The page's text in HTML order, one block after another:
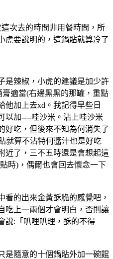
次去的時間非用餐時間，所
虎要說明的，這鍋貼就算冷了
是辣椒，小虎的建議是加少許
適當(右邊黑黑的那罐，重點
他加上去xd。我記得早些日
以加----哇沙米。沾上哇沙米
好吃，但後來不知為何消失了
就算不沾特何醬汁也是好吃
近了，三不五時還是會想起這
時)，偶爾也會回去懷念一下
看的出來金黃酥脆的感覺吧，
吃上一兩個才會明白，否則讓
說:「叭哩叭理，酥的不得
是隨意的十個鍋貼外加一碗餛